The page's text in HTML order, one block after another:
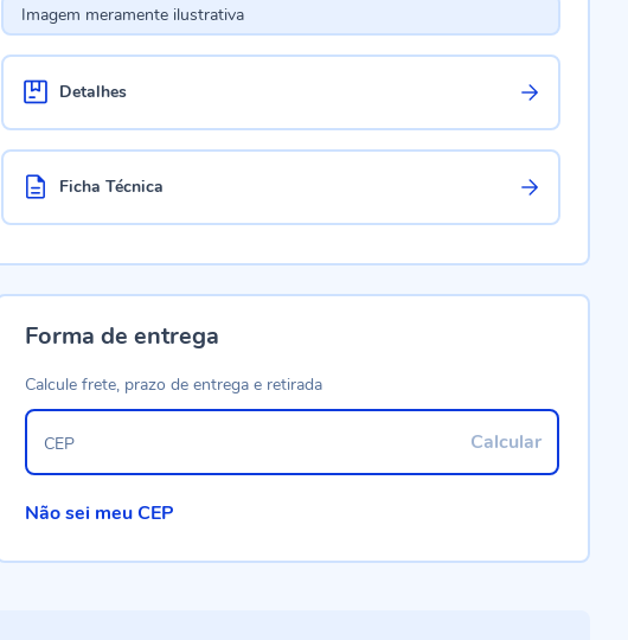
Imagem meramente ilustrativa
Detalhes
Ficha Técnica
Forma de entrega
Calcule frete, prazo de entrega e retirada
Calcular
CEP
Não sei meu CEP